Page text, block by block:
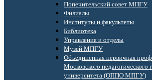
Попечительский совет МПГУ
Филиалы
Институты и факультеты
Библиотека
Управления и отделы
Музей МПГУ
Объединенная первичная
Московского педагогического
университета (ОППО МПГУ)